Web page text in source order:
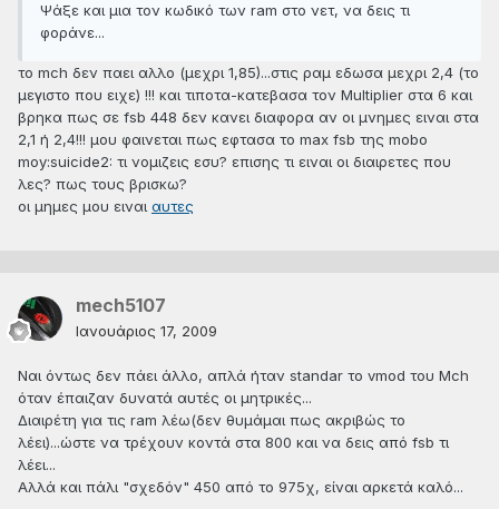
Ψάξε και μια τoν κωδικό των ram στο νετ, να δεις τι
φοράνε...
το mch δεν παει αλλο (μεχρι 1,85)...στις ραμ εδωσα μεχρι 2,4 (το
μεγιστο που ειχε) !!! και τιποτα-κατεβασα τον Multiplier στα 6 και
βρηκα πως σε fsb 448 δεν κανει διαφορα αν οι μνημες ειναι στα
2,1 ή 2,4!!! μου φαινεται πως εφτασα το max fsb της mobo
moy:suicide2: τι νομιζεις εσυ? επισης τι ειναι οι διαιρετες που
λες? πως τους βρισκω?
οι μημες μου ειναι αυτες
mech5107
Ιανουάριος 17, 2009
Ναι όντως δεν πάει άλλο, απλά ήταν standar το vmod του Mch
όταν έπαιζαν δυνατά αυτές οι μητρικές...
Διαιρέτη για τις ram λέω(δεν θυμάμαι πως ακριβώς το
λέει)...ώστε να τρέχουν κοντά στα 800 και να δεις από fsb τι
λέει...
Αλλά και πάλι "σχεδόν" 450 από το 975χ, είναι αρκετά καλό...